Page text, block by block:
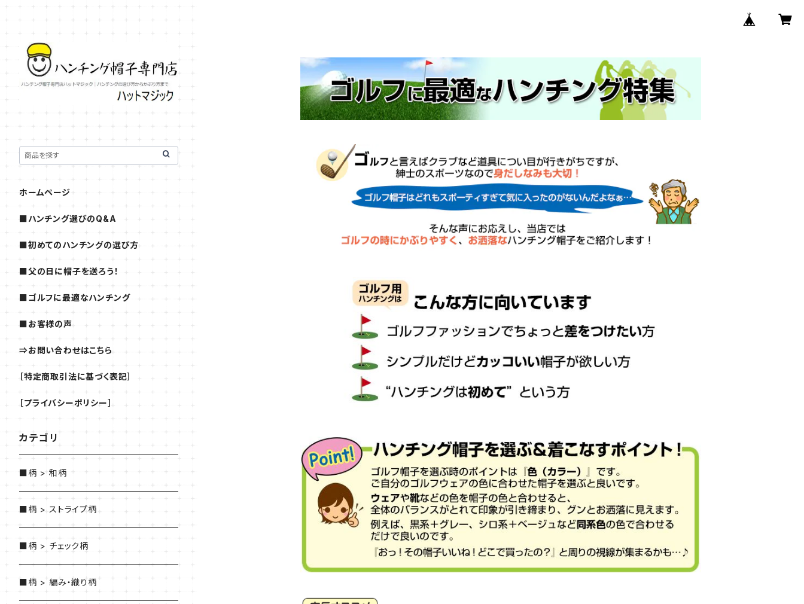
ホームページ
■ハンチング選びのQ&A
■初めてのハンチングの選び方
■父の日に帽子を送ろう！
■ゴルフに最適なハンチング
■お客様の声
⇒お問い合わせはこちら
［特定商取引法に基づく表記］
［プライバシーポリシー］
カテゴリ
■柄 > 和柄
■柄 > ストライプ柄
■柄 > チェック柄
■柄 > 編み・織り柄